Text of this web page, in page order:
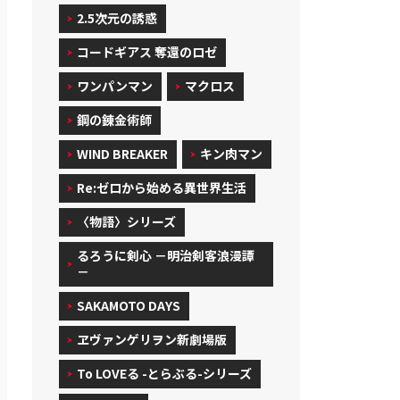
2.5次元の誘惑
コードギアス 奪還のロゼ
ワンパンマン
マクロス
鋼の錬金術師
WIND BREAKER
キン肉マン
Re:ゼロから始める異世界生活
〈物語〉シリーズ
るろうに剣心 －明治剣客浪漫譚
－
SAKAMOTO DAYS
ヱヴァンゲリヲン新劇場版
To LOVEる -とらぶる-シリーズ